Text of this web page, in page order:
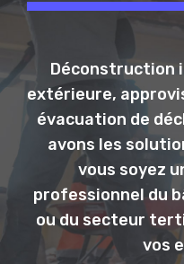
Déconstruction
extérieure,
évacuation de
avons les
vous soyez
professionnel du
ou du secteur
vos